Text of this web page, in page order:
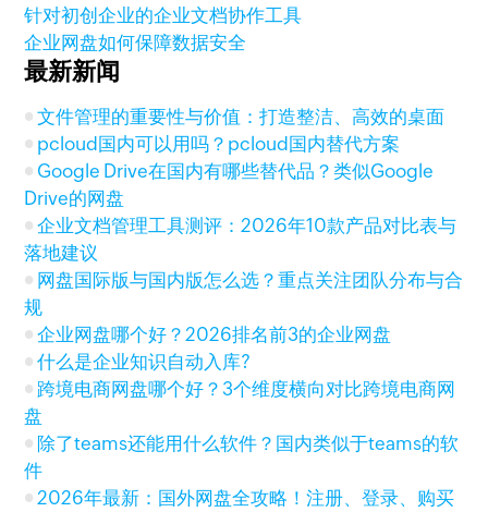
针对初创企业的企业文档协作工具
企业网盘如何保障数据安全
最新新闻
文件管理的重要性与价值：打造整洁、高效的桌面
pcloud国内可以用吗？pcloud国内替代方案
Google Drive在国内有哪些替代品？类似Google
Drive的网盘
企业文档管理工具测评：2026年10款产品对比表与
落地建议
网盘国际版与国内版怎么选？重点关注团队分布与合
规
企业网盘哪个好？2026排名前3的企业网盘
什么是企业知识自动入库?
跨境电商网盘哪个好？3个维度横向对比跨境电商网
盘
除了teams还能用什么软件？国内类似于teams的软
件
2026年最新：国外网盘全攻略！注册、登录、购买